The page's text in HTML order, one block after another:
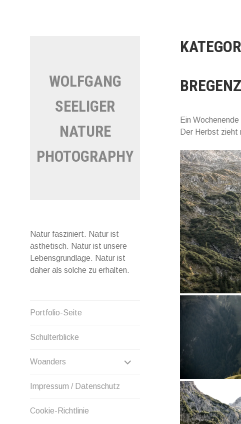
WOLFGANG
SEELIGER
NATURE
PHOTOGRAPHY
Natur fasziniert. Natur ist
ästhetisch. Natur ist unsere
Lebensgrundlage. Natur ist
daher als solche zu erhalten.
Portfolio-Seite
Schulterblicke
Woanders
Impressum / Datenschutz
Cookie-Richtlinie
Ein
Der Herbst zieht